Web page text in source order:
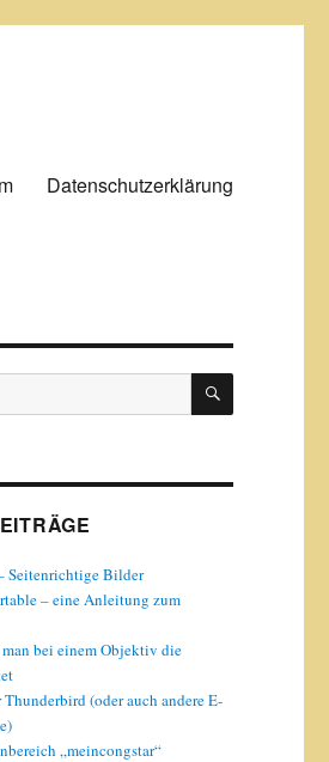
Datenschutzerklärung
SUCHEN
Seitenrichtige Bilder
– eine Anleitung zum
bei einem Objektiv die
(oder auch andere E-
„meincongstar“